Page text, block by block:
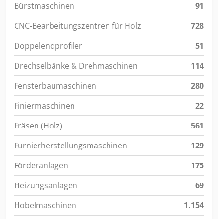
Bürstmaschinen
91
CNC-Bearbeitungszentren für Holz
728
Doppelendprofiler
51
Drechselbänke & Drehmaschinen
114
Fensterbaumaschinen
280
Finiermaschinen
22
Fräsen (Holz)
561
Furnierherstellungsmaschinen
129
Förderanlagen
175
Heizungsanlagen
69
Hobelmaschinen
1.154